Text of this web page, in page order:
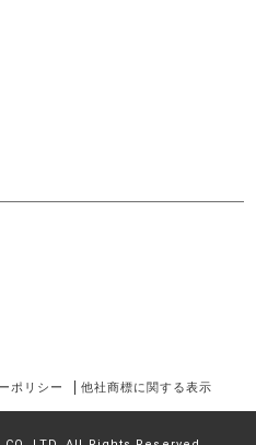
ポリシー 他社商標に関する表示